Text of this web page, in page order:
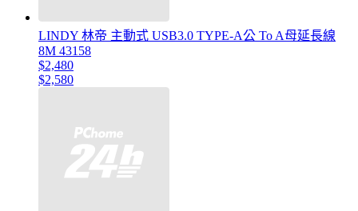
LINDY 林帝 主動式 USB3.0 TYPE-A公 To A母延長線
8M 43158
$2,480
$2,580